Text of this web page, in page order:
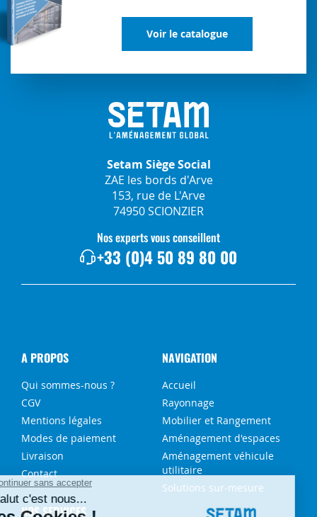
Voir le catalogue
Setam Siège Social
ZAE les bords d'Arve
153, rue de L'Arve
74950 SCIONZIER
Nos experts vous conseillent
+33 (0)4 50 89 80 00
A PROPOS
Qui sommes-nous ?
CGV
Mentions légales
Modes de paiement
Livraison
Contact
NAVIGATION
Accueil
Rayonnage
Mobilier et Rangement
Aménagement d'espaces
Aménagement véhicule
utilitaire
Solutions sur-mesure
NOS SERVICES